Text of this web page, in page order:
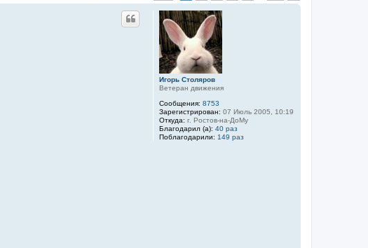
Игорь Столяров
Ветеран движения
Сообщения: 8753
Зарегистрирован: 07 Июль 2005, 10:19
Откуда: г. Ростов-на-ДоМу
Благодарил (а): 40 раз
Поблагодарили: 149 раз